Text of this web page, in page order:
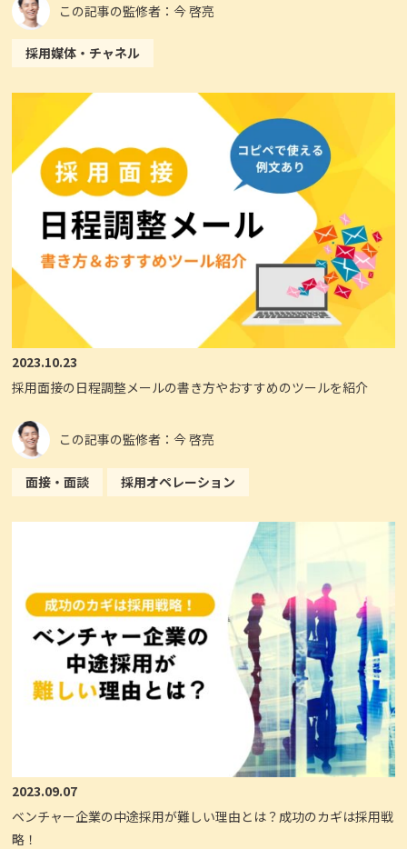
この記事の監修者：今 啓亮
採用媒体・チャネル
2023.10.23
採用面接の日程調整メールの書き方やおすすめのツールを紹介
この記事の監修者：今 啓亮
面接・面談 採用オペレーション
2023.09.07
ベンチャー企業の中途採用が難しい理由とは？成功のカギは採用戦
略！